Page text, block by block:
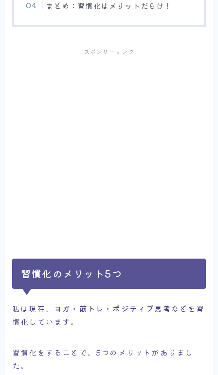
まとめ：習慣化はメリットだらけ！
スポンサーリンク
習慣化のメリット5つ
私は現在、 ヨガ・筋トレ・ポジティブ思考 などを習
慣化しています。
習慣化をすることで、5つのメリットがありまし
た。